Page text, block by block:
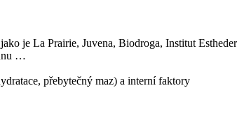
je La Prairie, Juvena, Biodroga, Institut
…
přebytečný maz) a interní faktory